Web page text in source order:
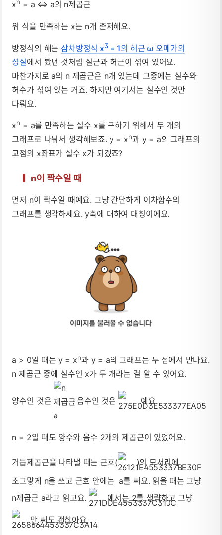
xn = a ⇔ a의 n제곱근
위 식을 만족하는 x는 n개 존재해요.
방정식의 해는 삼차방정식 x3= 1의 허근 ω 오메가의
성질에서 봤던 것처럼 실근과 허근이 섞여 있어요.
마찬가지로 a의 n 제곱근은 n개 있는데 그중에는 실수와
허수가 섞여 있는 거죠. 하지만 여기서는 실수인 것만
다뤄요.
xn = a를 만족하는 실수 x를 구하기 위해서 두 개의
그래프로 나눠서 생각해보죠. y = xn과 y = a의 그래프의
교점의 x좌표가 실수 x가 되겠죠?
n이 짝수일 때
먼저 n이 짝수일 때예요. 그냥 간단하게 이차함수의
그래프를 생각하세요. y축에 대하여 대칭이에요.
a > 0일 때는 y = xn과 y = a의 그래프는 두 점에서 만나요.
n 제곱근 중에 실수인 x가 두 개라는 걸 알 수 있어요.
양수인 것은 , 음수인 것은 예요.
n = 2일 때도 양수와 음수 2개의 제곱근이 있었어요.
거듭제곱근을 나타낼 때는 근호(
)의 모서리에
조그맣게 n을 쓰고 근호 안에는 a를 써요. 읽을 때는 그냥
n제곱근 a라고 읽고요.
에서는 2를 생략하고 그냥
만 써도 괜찮아요.